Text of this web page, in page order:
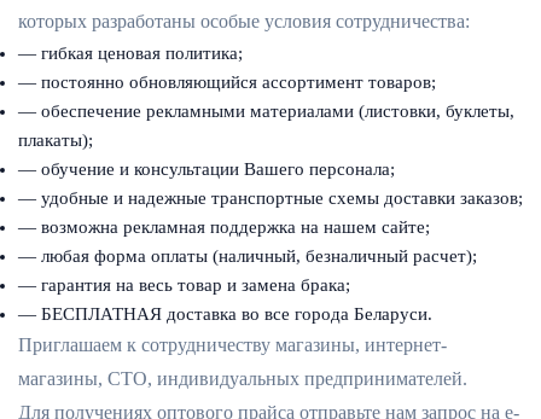
которых разработаны особые условия сотрудничества:
— гибкая ценовая политика;
— постоянно обновляющийся ассортимент товаров;
— обеспечение рекламными материалами (листовки, буклеты,
плакаты);
— обучение и консультации Вашего персонала;
— удобные и надежные транспортные схемы доставки заказов;
— возможна рекламная поддержка на нашем сайте;
— любая форма оплаты (наличный, безналичный расчет);
— гарантия на весь товар и замена брака;
— БЕСПЛАТНАЯ доставка во все города Беларуси.
Приглашаем к сотрудничеству магазины, интернет-
магазины, СТО, индивидуальных предпринимателей.
Для получениях оптового прайса отправьте нам запрос на e-